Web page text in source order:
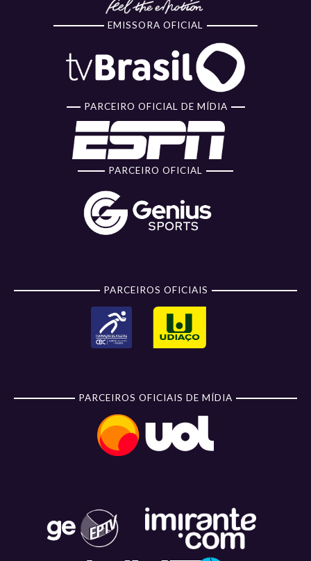
EMISSORA OFICIAL
PARCEIRO OFICIAL DE MÍDIA
PARCEIRO OFICIAL
PARCEIROS OFICIAIS
PARCEIROS OFICIAIS DE MÍDIA